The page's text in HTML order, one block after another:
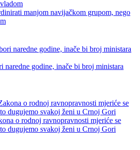
manjom navijačkom grupom, nego
naredne godine, inače bi broj ministara
o rodnoj ravnopravnosti mjeriće se
dugujemo svakoj ženi u Crnoj Gori